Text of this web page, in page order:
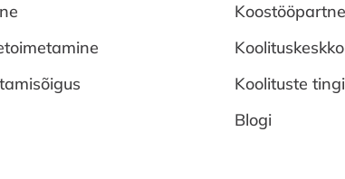
Koolituste
Blogi